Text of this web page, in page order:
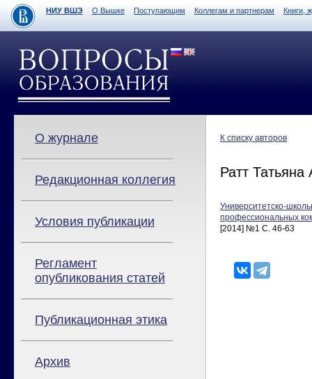
НИУ ВШЭ О Вышке Поступающим Коллегам и партнерам Книги,
О журнале
Редакционная коллегия
Условия публикации
Регламент
опубликования статей
Публикационная этика
Архив
К списку авторов
Ратт Татьяна
Университетско-
профессиональных
[2014] №1 С. 46-63